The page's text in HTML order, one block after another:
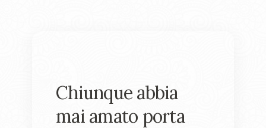
Chiunque abbia
mai amato porta